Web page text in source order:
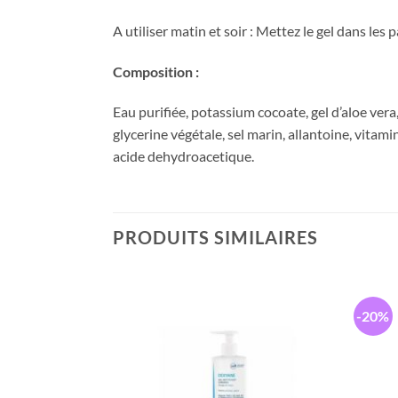
A utiliser matin et soir : Mettez le gel dans les
Composition :
Eau purifiée, potassium cocoate, gel d’aloe
glycerine végétale, sel marin, allantoine,
acide dehydroacetique.
PRODUITS SIMILAIRES
-20%